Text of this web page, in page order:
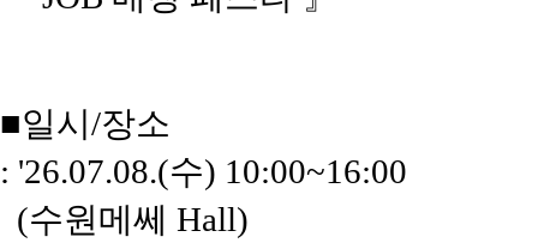
■일시/장소
: '26.07.08.(수) 10:00~16:00
(수원메쎄 Hall)